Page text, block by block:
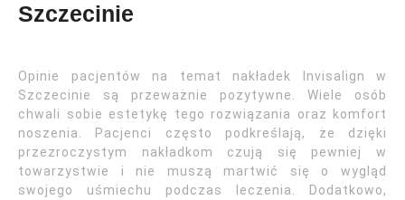
Szczecinie
Opinie pacjentów na temat nakładek Invisalign w
Szczecinie są przeważnie pozytywne. Wiele osób
chwali sobie estetykę tego rozwiązania oraz komfort
noszenia. Pacjenci często podkreślają, że dzięki
przezroczystym nakładkom czują się pewniej w
towarzystwie i nie muszą martwić się o wygląd
swojego uśmiechu podczas leczenia. Dodatkowo,